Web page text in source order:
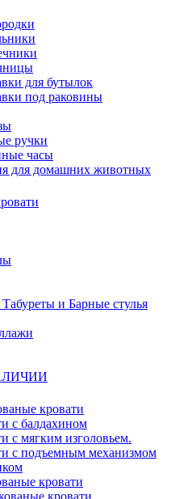
для бутылок
под раковины
ручки
часы
для домашних животных
и Барные стулья
кровати
с балдахином
с мягким изголовьем.
с подъемным механизмом
кровати
кровати